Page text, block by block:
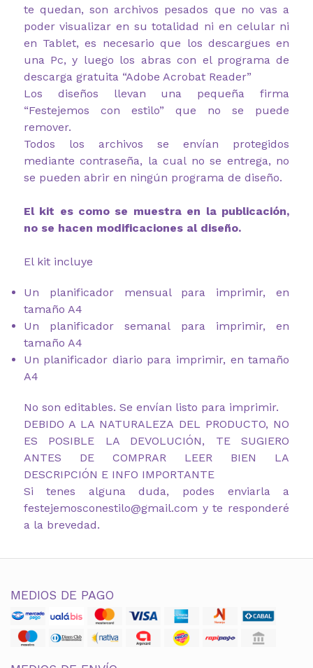
te quedan, son archivos pesados que no vas a
poder visualizar en su totalidad ni en celular ni
en Tablet, es necesario que los descargues en
una Pc, y luego los abras con el programa de
descarga gratuita “Adobe Acrobat Reader”
Los diseños llevan una pequeña firma
“Festejemos con estilo” que no se puede
remover.
Todos los archivos se envían protegidos
mediante contraseña, la cual no se entrega, no
se pueden abrir en ningún programa de diseño.
El kit es como se muestra en la publicación,
no se hacen modificaciones al diseño.
El kit incluye
Un planificador mensual para imprimir, en
tamaño A4
Un planificador semanal para imprimir, en
tamaño A4
Un planificador diario para imprimir, en tamaño
A4
No son editables. Se envían listo para imprimir.
DEBIDO A LA NATURALEZA DEL PRODUCTO, NO
ES POSIBLE LA DEVOLUCIÓN, TE SUGIERO
ANTES DE COMPRAR LEER BIEN LA
DESCRIPCIÓN E INFO IMPORTANTE
Si tenes alguna duda, podes enviarla a
festejemosconestilo@gmail.com y te responderé
a la brevedad.
MEDIOS DE PAGO